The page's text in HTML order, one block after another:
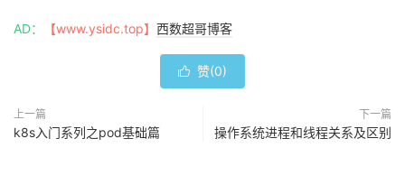
AD： 【www.ysidc.top】 西数超哥博客
 赞(0)
上一篇
k8s入门系列之pod基础篇
下一篇
操作系统进程和线程关系及区别